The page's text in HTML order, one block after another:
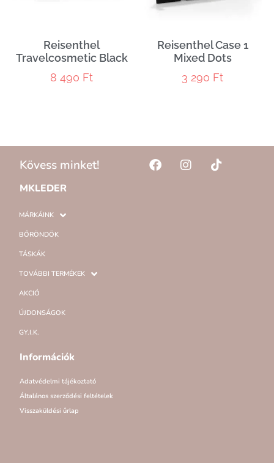
Reisenthel
Travelcosmetic Black
8 490 Ft
Reisenthel Case 1
Mixed Dots
3 290 Ft
Kövess minket!
MKLEDER
MÁRKÁINK
BŐRÖNDÖK
TÁSKÁK
TOVÁBBI TERMÉKEK
AKCIÓ
ÚJDONSÁGOK
GY.I.K.
Információk
Adatvédelmi tájékoztató
Általános szerződési feltételek
Visszaküldési űrlap